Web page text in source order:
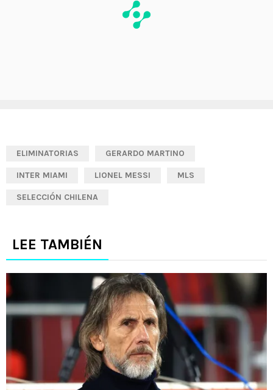
ELIMINATORIAS GERARDO MARTINO
INTER MIAMI LIONEL MESSI MLS
SELECCIÓN CHILENA
LEE TAMBIÉN